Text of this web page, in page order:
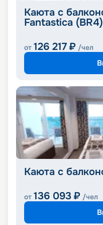
Каюта с
Fantastica (BR4)
от 126 217 ₽ /чел
Каюта с
от 136 093 ₽ /чел